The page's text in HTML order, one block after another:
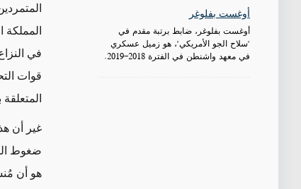
أوغست بفلوغر
أوغست بفلوغر، ضابط برتبة مقدم في
"سلاح الجو الأمريكي"، هو زميل عسكري
في معهد واشنطن في الفترة 2018-2019.
المملكة
في
قوات
غير أن
ضغوط
هو أن